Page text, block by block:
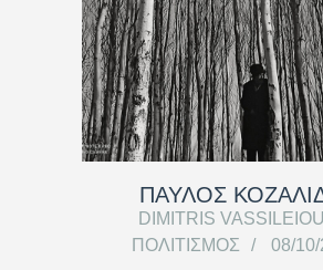
ΠΑΥΛΟΣ
DIMITRIS VASSILEIOU
ΠΟΛΙΤΙΣΜΌΣ
08/